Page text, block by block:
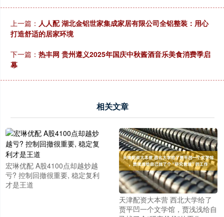
上一篇： 人人配 湖北金铝世家集成家居有限公司全铝整装：用心
打造舒适的居家环境
下一篇： 热丰网 贵州遵义2025年国庆中秋酱酒音乐美食消费季启
幕
相关文章
宏琳优配 A股4100点却越炒越
亏? 控制回撤很重要, 稳定复利
才是王道
天津配资大本营 西北大学给了
贾平凹一个文学馆，贾浅浅给自